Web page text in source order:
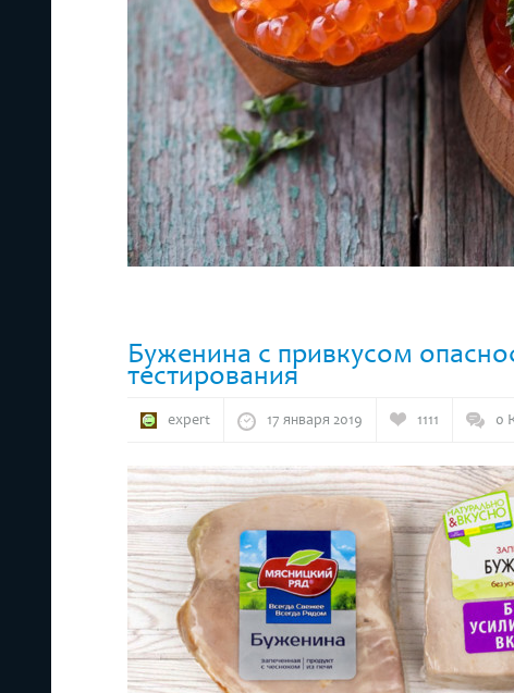
Буженина с привкусом
тестирования
expert 17 января 2019 1111 0